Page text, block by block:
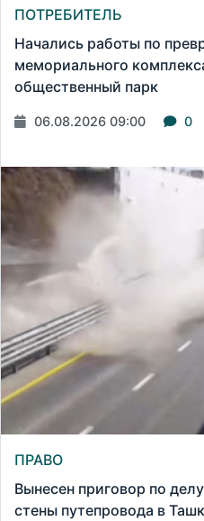
ПОТРЕБИТЕЛЬ
Начались работы по
мемориального
общественный парк
06.08.2026 09:00 0
ПРАВО
Вынесен приговор по
стены путепровода в